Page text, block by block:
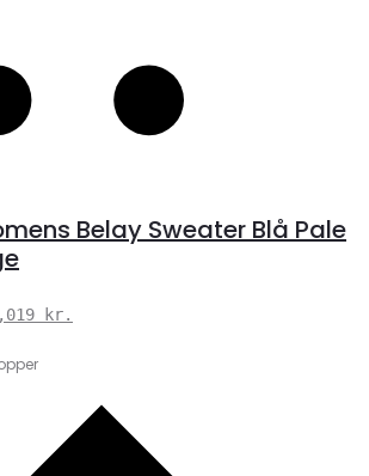
Belay Sweater Blå Pale
kr..
kr.
er:
1,019 kr..